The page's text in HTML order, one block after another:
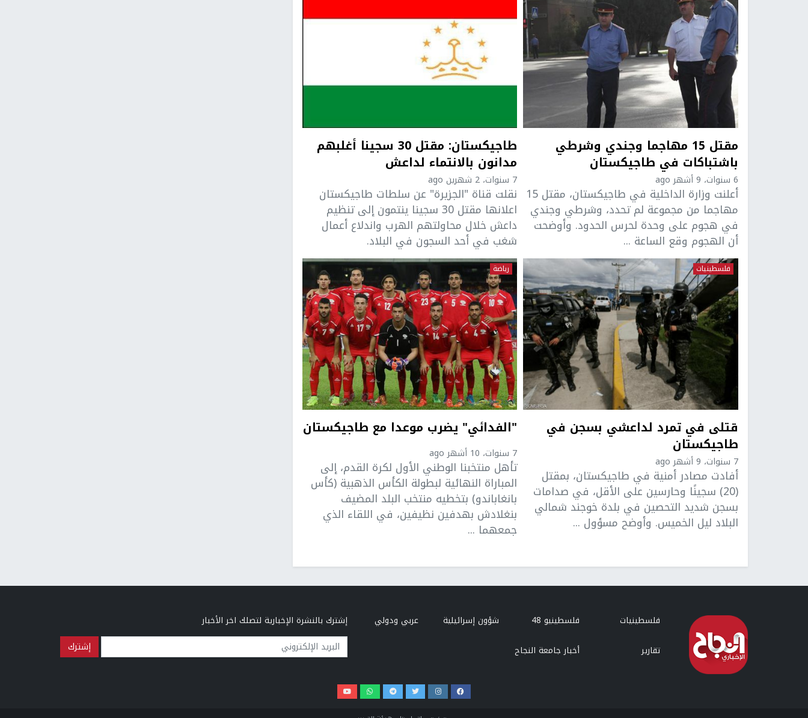
مقتل 15 مهاجما وجندي وشرطي
باشتباكات في طاجيكستان
6 سنوات، 9 أشهر ago
أعلنت وزارة الداخلية في طاجيكستان، مقتل 15
مهاجما من مجموعة لم تحدد، وشرطي وجندي
في هجوم على وحدة لحرس الحدود. وأوضحت
أن الهجوم وقع الساعة ...
طاجيكستان: مقتل 30 سجينا أغلبهم
مدانون بالانتماء لداعش
7 سنوات، 2 شهرين ago
نقلت قناة "الجزيرة" عن سلطات ​طاجيكستان​
اعلانها مقتل 30 سجينا ينتمون إلى ​تنظيم
داعش​ خلال محاولتهم الهرب واندلاع أعمال
شغب في أحد السجون في البلاد.
فلسطينيات
قتلى في تمرد لداعشي بسجن في
طاجيكستان
7 سنوات، 9 أشهر ago
أفادت مصادر أمنية في طاجيكستان، بمقتل
(20) سجينًا وحارسين على الأقل، في صدامات
بسجن شديد التحصين في بلدة خوجند شمالي
البلاد ليل الخميس. وأوضح مسؤول ...
رياضة
"الفدائي" يضرب موعدا مع طاجيكستان
7 سنوات، 10 أشهر ago
تأهل منتخبنا الوطني الأول لكرة القدم، إلى
المباراة النهائية لبطولة الكأس الذهبية (كأس
بانغاباندو) بتخطيه منتخب البلد المضيف
بنغلادش بهدفين نظيفين، في اللقاء الذي
جمعهما ...
فلسطينيات فلسطينيو 48 شؤون إسرائيلية
عربي ودولي
تقارير
أخبار جامعة النجاح
إشترك بالنشرة الإخبارية لتصلك اخر الأخبار
البريد الإلكتروني